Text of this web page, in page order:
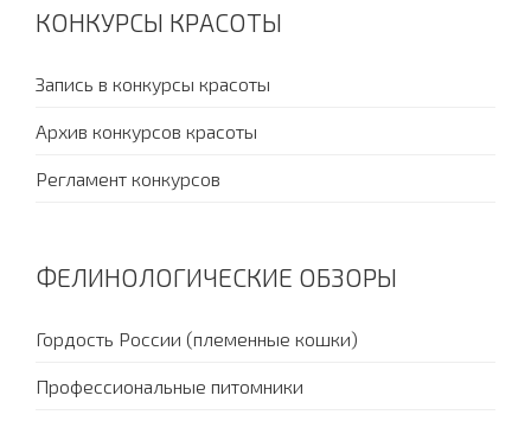
КОНКУРСЫ КРАСОТЫ
Запись в конкурсы красоты
Архив конкурсов красоты
Регламент конкурсов
ФЕЛИНОЛОГИЧЕСКИЕ ОБЗОРЫ
Гордость России (племенные кошки)
Профессиональные питомники